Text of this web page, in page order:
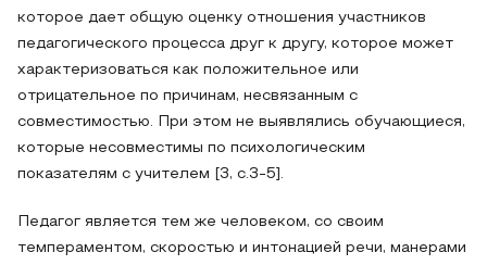
которое дает общую оценку отношения участников
педагогического процесса друг к другу, которое может
характеризоваться как положительное или
отрицательное по причинам, несвязанным с
совместимостью. При этом не выявлялись обучающиеся,
которые несовместимы по психологическим
показателям с учителем [3, c.3-5].
Педагог является тем же человеком, со своим
темпераментом, скоростью и интонацией речи, манерами